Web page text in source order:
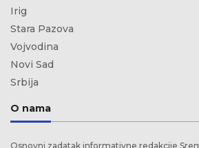
Irig
Stara Pazova
Vojvodina
Novi Sad
Srbija
O nama
Osnovni zadatak informativne redakcije